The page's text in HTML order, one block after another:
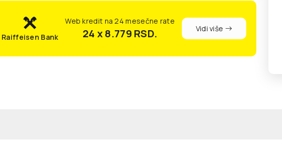
Raiffeisen Bank
Web kredit na 24 mesečne rate
24 x 8.779 RSD. Vidi više